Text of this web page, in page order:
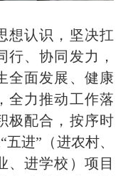
认识，坚决扛
行、协同发力，
全面发展、健康
全力推动工作落
极配合，按序时
进”（进农村、
、进学校）项目